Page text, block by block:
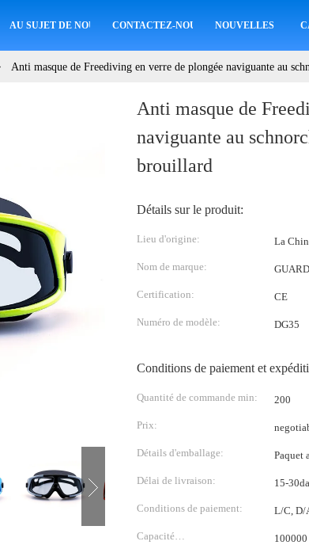
AU SUJET DE NOUS CONTACTEZ-NOUS NOUVELLES
Anti masque de Freediving en verre de plongée naviguante au
Anti masque de
naviguante au
brouillard
Détails sur le produit:
Lieu d'origine: La
Nom de marque:
Certification: CE
Numéro de modèle: DG35
Conditions de paiement et
Quantité de commande min: 200
Prix:
Détails d'emballage: Paquet
Délai de livraison: 15-
Conditions de paiement: L/C, D/
Capacité
100000